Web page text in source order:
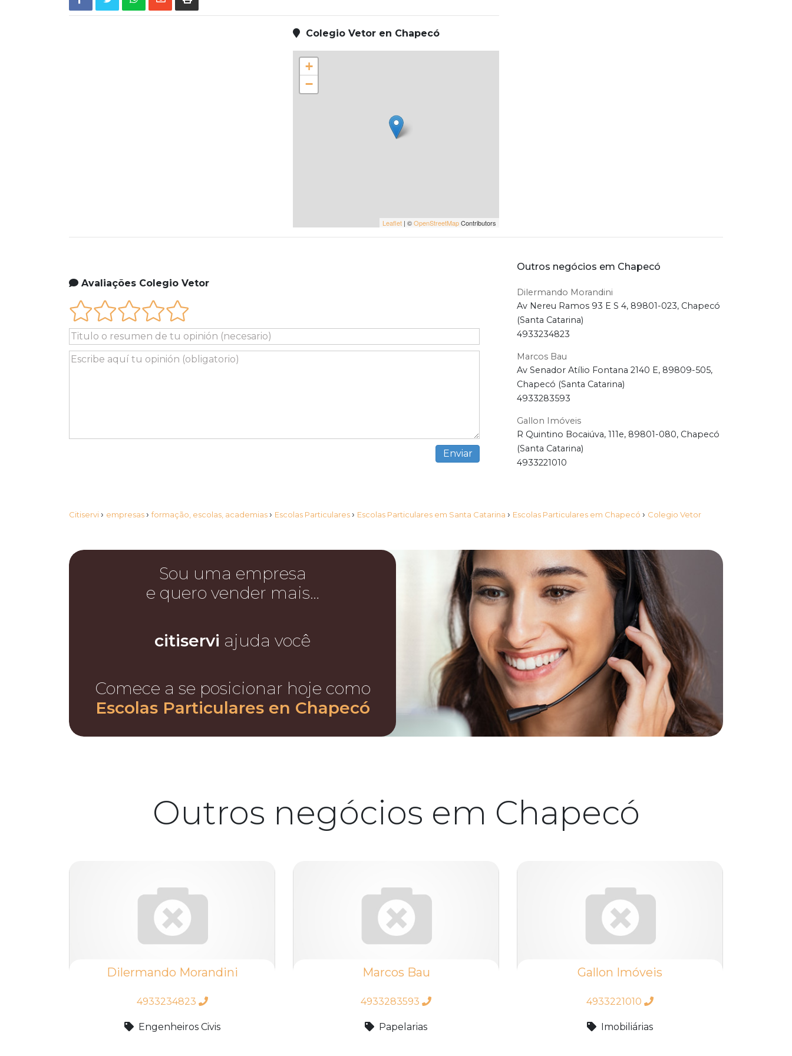
Colegio Vetor en Chapecó
+
−
Leaflet | ©OpenStreetMapContributors
Avaliações Colegio Vetor
Outros negócios em Chapecó
Dilermando Morandini
Av Nereu Ramos 93 E S 4, 89801-023, Chapecó
(Santa Catarina)
4933234823
Marcos Bau
Av Senador Atílio Fontana 2140 E, 89809-505,
Chapecó (Santa Catarina)
4933283593
Gallon Imóveis
R Quintino Bocaiúva, 111e, 89801-080, Chapecó
(Santa Catarina)
4933221010
Citiservi › empresas ›formação, escolas, academias › Escolas Particulares › Escolas Particulares em Santa Catarina › Escolas Particulares em Chapecó › Colegio Vetor
Sou uma empresa
e quero vender mais…
citiservi ajuda você
Comece a se posicionar hoje como
Escolas Particulares en Chapecó
Outros negócios em Chapecó
Dilermando Morandini
4933234823
Engenheiros Civis
Marcos Bau
4933283593
Papelarias
Gallon Imóveis
4933221010
Imobiliárias